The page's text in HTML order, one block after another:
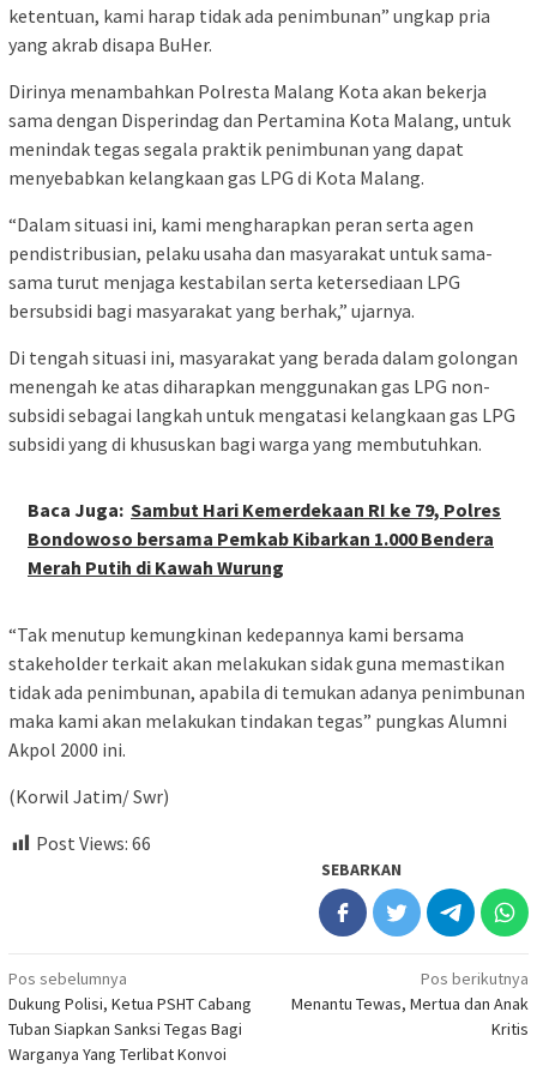
ketentuan, kami harap tidak ada penimbunan” ungkap pria
yang akrab disapa BuHer.
Dirinya menambahkan Polresta Malang Kota akan bekerja
sama dengan Disperindag dan Pertamina Kota Malang, untuk
menindak tegas segala praktik penimbunan yang dapat
menyebabkan kelangkaan gas LPG di Kota Malang.
“Dalam situasi ini, kami mengharapkan peran serta agen
pendistribusian, pelaku usaha dan masyarakat untuk sama-
sama turut menjaga kestabilan serta ketersediaan LPG
bersubsidi bagi masyarakat yang berhak,” ujarnya.
Di tengah situasi ini, masyarakat yang berada dalam golongan
menengah ke atas diharapkan menggunakan gas LPG non-
subsidi sebagai langkah untuk mengatasi kelangkaan gas LPG
subsidi yang di khususkan bagi warga yang membutuhkan.
Baca Juga: Sambut Hari Kemerdekaan RI ke 79, Polres
Bondowoso bersama Pemkab Kibarkan 1.000 Bendera
Merah Putih di Kawah Wurung
“Tak menutup kemungkinan kedepannya kami bersama
stakeholder terkait akan melakukan sidak guna memastikan
tidak ada penimbunan, apabila di temukan adanya penimbunan
maka kami akan melakukan tindakan tegas” pungkas Alumni
Akpol 2000 ini.
(Korwil Jatim/ Swr)
Post Views: 66
SEBARKAN
Navigasi
pos
Pos sebelumnya
Dukung Polisi, Ketua PSHT Cabang
Tuban Siapkan Sanksi Tegas Bagi
Warganya Yang Terlibat Konvoi
Pos berikutnya
Menantu Tewas, Mertua dan Anak
Kritis